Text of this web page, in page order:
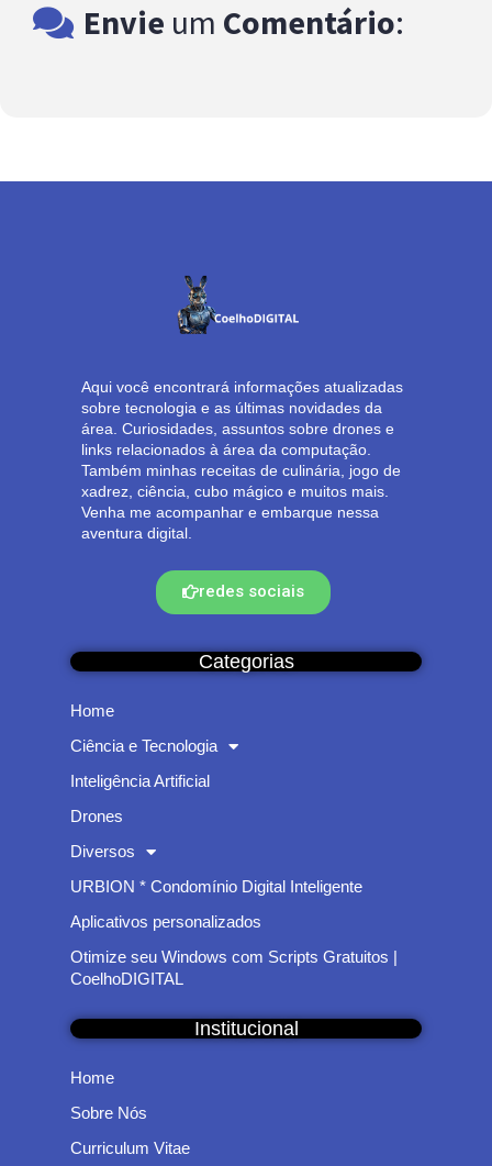
Envie um Comentário:
Aqui você encontrará informações atualizadas
sobre tecnologia e as últimas novidades da
área. Curiosidades, assuntos sobre drones e
links relacionados à área da computação.
Também minhas receitas de culinária, jogo de
xadrez, ciência, cubo mágico e muitos mais.
Venha me acompanhar e embarque nessa
aventura digital.
redes sociais
Categorias
Home
Ciência e Tecnologia
Inteligência Artificial
Drones
Diversos
URBION * Condomínio Digital Inteligente
Aplicativos personalizados
Otimize seu Windows com Scripts Gratuitos |
CoelhoDIGITAL
Institucional
Home
Sobre Nós
Curriculum Vitae